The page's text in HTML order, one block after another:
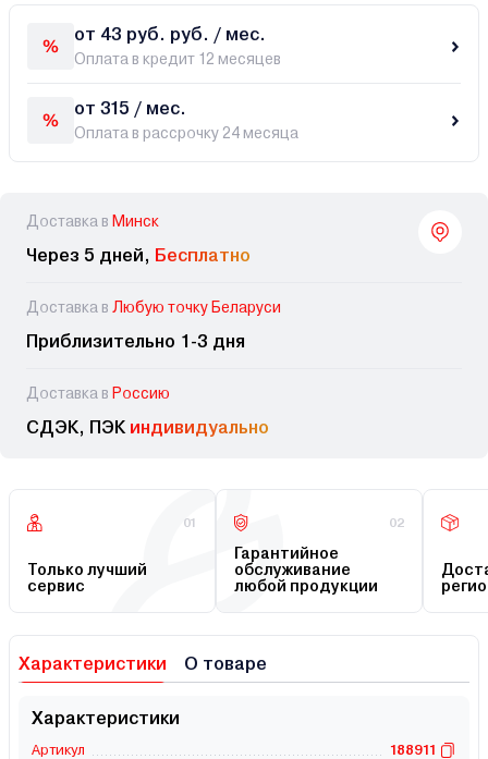
от 43 руб. руб. / мес.
Оплата в кредит 12 месяцев
от 315 / мес.
Оплата в рассрочку 24 месяца
Доставка в Минск
Через 5 дней, Бесплатно
Доставка в Любую точку Беларуси
Приблизительно 1-3 дня
Доставка в Россию
СДЭК, ПЭК индивидуально
01
Только лучший
сервис
02
Гарантийное
обслуживание
любой продукции
Характеристики О товаре
Характеристики
Артикул
188911